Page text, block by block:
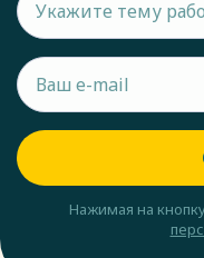
Нажимая на